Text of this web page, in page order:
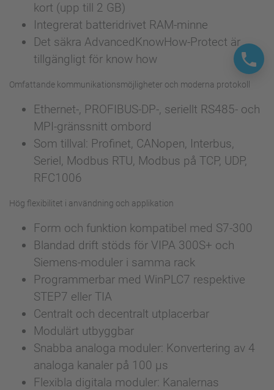
kort (upp till 2 GB)
Integrerat batteridrivet RAM-minne
Det säkra AdvancedKnowHow-Protect är
tillgängligt för know how
Omfattande kommunikationsmöjligheter och moderna protokoll
Ethernet-, PROFIBUS-DP-, seriellt RS485- och
MPI-gränssnitt ombord
Som tillval: Profinet, CANopen, Interbus,
Seriel, Modbus RTU, Modbus på TCP, UDP,
RFC1006
Hög flexibilitet i användning och applikation
Form och funktion kompatibel med S7-300
Blandad drift stöds för VIPA 300S+ och
Siemens-moduler i samma rack
Programmerbar med WinPLC7 respektive
STEP7 eller TIA
Centralt och decentralt utplacerbar
Modulärt utbyggbar
Snabba analoga moduler: Konvertering av 4
analoga kanaler på 100 µs
Flexibla digitala moduler: Kanalernas